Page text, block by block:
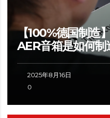
【100%德国制造
AER音箱是如何制
2025年8月16日
0